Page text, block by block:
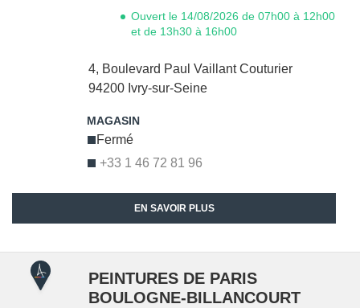
4, Boulevard Paul Vaillant Couturier
94200 Ivry-sur-Seine
+33 1 46 72 81 96
Fermé
Ouvert le 14/08/2026 de 07h00 à 12h00
et de 13h30 à 16h00
EN SAVOIR PLUS
PEINTURES DE PARIS
BOULOGNE-BILLANCOURT